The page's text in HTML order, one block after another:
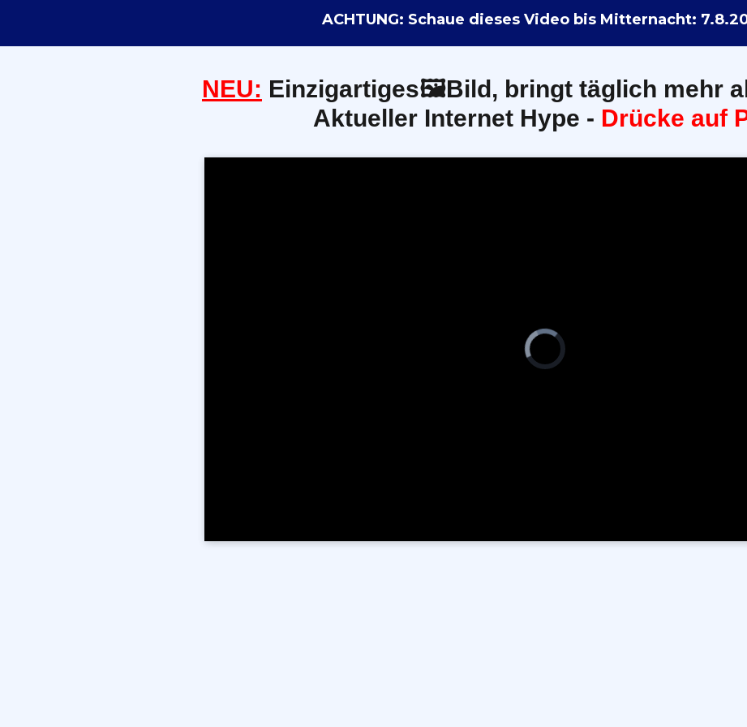
ACHTUNG: Schaue dieses Video bis Mitternacht:
NEU: Einzigartiges🖼️Bild, bringt täglich mehr
Aktueller Internet Hype - Drücke auf